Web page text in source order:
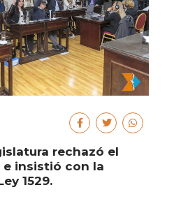
rechazó el
insistió con la
1529.